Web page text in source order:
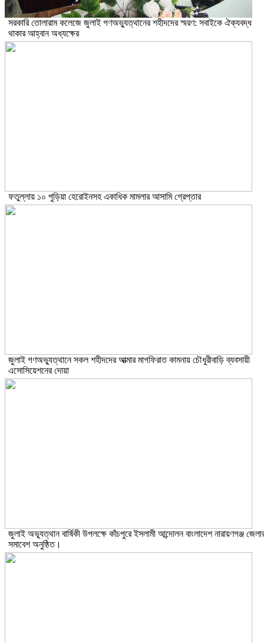
সরকারি তোলারাম কলেজে জুলাই গণঅভ্যুত্থানের শহীদদের স্মরণ: সবাইকে ঐক্যবদ্ধ
থাকার আহ্বান অধ্যক্ষের
ফতুল্লায় ১০ পুড়িয়া হেরোইনসহ একাধিক মামলার আসামি গ্রেপ্তার
জুলাই গণঅভ্যুত্থানে সকল শহীদদের আত্মার মাগফিরাত কামনায় চৌধুরীবাড়ি ব্যবসায়ী
এসোসিয়েশনের দোয়া
জুলাই অভ্যূত্থান বার্ষিকী উপলক্ষে কাঁচপুরে ইসলামী আন্দোলন বাংলাদেশ নারায়ণগঞ্জ
সমাবেশ অনুষ্ঠিত।